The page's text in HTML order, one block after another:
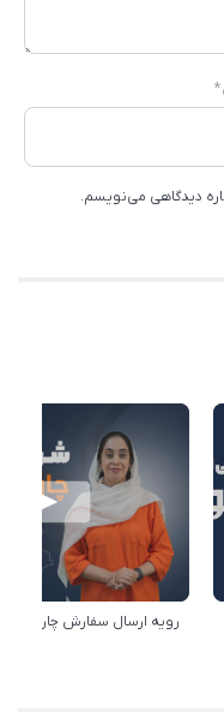
*
دیدگاهی می‌نویسم.
رویه ارسال سفارش چارسو